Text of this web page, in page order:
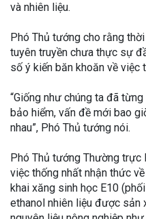
và nhiên liệu.
Phó Thủ tướng cho rằng
tuyên truyền chưa thực sự
số ý kiến băn khoăn về việc
“Giống như chúng ta đã
bảo hiểm, vấn đề mới bao
nhau”, Phó Thủ tướng nói.
Phó Thủ tướng Thường trực
việc thống nhất nhận thức
khai xăng sinh học E10
ethanol nhiên liệu được sản